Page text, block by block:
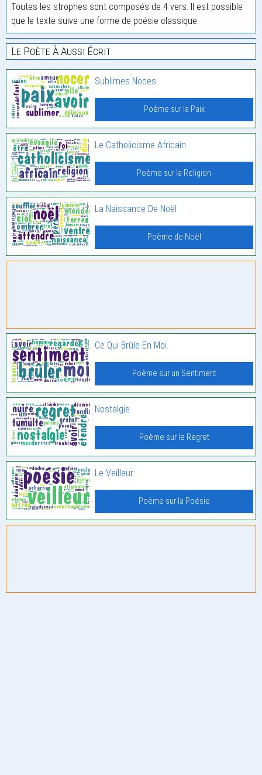
Toutes les strophes sont composés de 4 vers. Il est possible
que le texte suive une forme de poésie classique.
Le Poète À Aussi Écrit:
Sublimes Noces
Poème sur la Paix
Le Catholicisme Africain
Poème sur la Religion
La Naissance De Noël
Poème de Noël
Ce Qui Brûle En Moi.
Poème sur un Sentiment
Nostalgie
Poème sur le Regret
Le Veilleur
Poème sur la Poésie